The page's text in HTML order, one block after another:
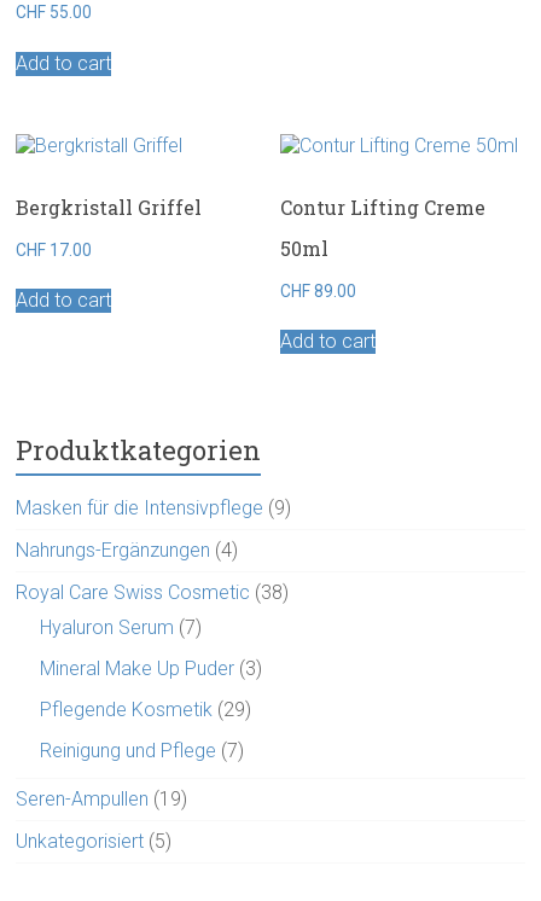
CHF 55.00
Add to cart
Bergkristall Griffel
CHF 17.00
Add to cart
Contur Lifting Creme
50ml
CHF89.00
Add to cart
Produktkategorien
Masken für die Intensivpflege (9)
Nahrungs-Ergänzungen (4)
Royal Care Swiss Cosmetic (38)
Hyaluron Serum (7)
Mineral Make Up Puder (3)
Pflegende Kosmetik (29)
Reinigung und Pflege (7)
Seren-Ampullen (19)
Unkategorisiert (5)